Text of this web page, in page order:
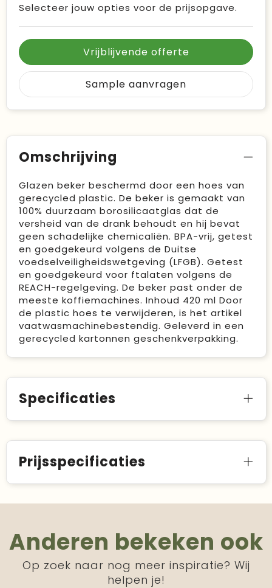
Selecteer jouw opties voor de prijsopgave.
Vrijblijvende offerte
Sample aanvragen
Omschrijving
Glazen beker beschermd door een hoes van
gerecycled plastic. De beker is gemaakt van
100% duurzaam borosilicaatglas dat de
versheid van de drank behoudt en hij bevat
geen schadelijke chemicaliën. BPA-vrij, getest
en goedgekeurd volgens de Duitse
voedselveiligheidswetgeving (LFGB). Getest
en goedgekeurd voor ftalaten volgens de
REACH-regelgeving. De beker past onder de
meeste koffiemachines. Inhoud 420 ml Door
de plastic hoes te verwijderen, is het artikel
vaatwasmachinebestendig. Geleverd in een
gerecycled kartonnen geschenkverpakking.
Specificaties
Prijsspecificaties
Anderen bekeken ook
Op zoek naar nog meer inspiratie? Wij
helpen je!